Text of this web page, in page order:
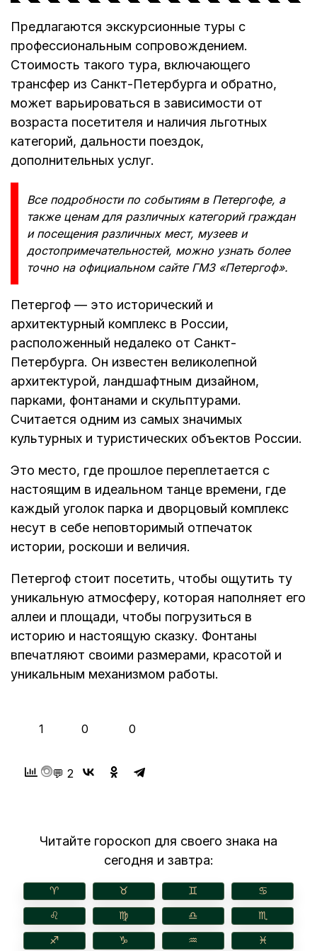
Предлагаются экскурсионные туры с
профессиональным сопровождением.
Стоимость такого тура, включающего
трансфер из Санкт-Петербурга и обратно,
может варьироваться в зависимости от
возраста посетителя и наличия льготных
категорий, дальности поездок,
дополнительных услуг.
Все подробности по событиям в Петергофе, а
также ценам для различных категорий граждан
и посещения различных мест, музеев и
достопримечательностей, можно узнать более
точно на официальном сайте ГМЗ «Петергоф».
Петергоф — это исторический и
архитектурный комплекс в России,
расположенный недалеко от Санкт-
Петербурга. Он известен великолепной
архитектурой, ландшафтным дизайном,
парками, фонтанами и скульптурами.
Считается одним из самых значимых
культурных и туристических объектов России.
Это место, где прошлое переплетается с
настоящим в идеальном танце времени, где
каждый уголок парка и дворцовый комплекс
несут в себе неповторимый отпечаток
истории, роскоши и величия.
Петергоф стоит посетить, чтобы ощутить ту
уникальную атмосферу, которая наполняет его
аллеи и площади, чтобы погрузиться в
историю и настоящую сказку. Фонтаны
впечатляют своими размерами, красотой и
уникальным механизмом работы.
1 0 0
💬 2
Читайте гороскоп для своего знака на
сегодня и завтра:
♈︎ ♉︎ ♊︎ ♋︎
♌︎ ♍︎ ♎︎ ♏︎
♐︎ ♑︎ ♒︎ ♓︎